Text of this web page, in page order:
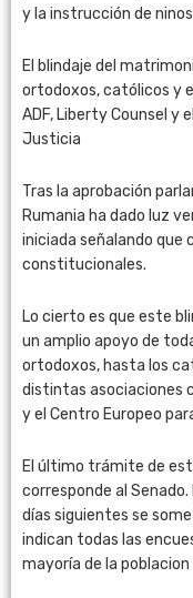
y la instrucción de
El blindaje del
ortodoxos, católicos y
ADF, Liberty Counsel y
Justicia
Tras la aprobación
Rumania ha dado luz
iniciada señalando que
constitucionales.
Lo cierto es que este
un amplio apoyo de
ortodoxos, hasta los
distintas asociaciones
y el Centro Europeo
El último trámite de
corresponde al
días siguientes se
indican todas las
mayoría de la poblacion